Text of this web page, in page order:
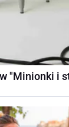
"Minionki i